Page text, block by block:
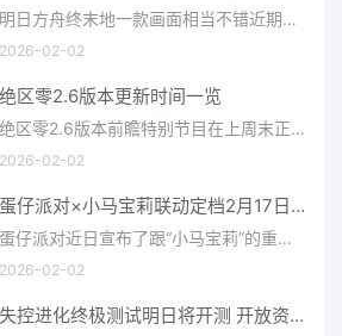
明日方舟终末地一款画面相当不错近期非常火爆的大型二次元冒险游戏，这里有相当多好看的干员可以让你来抽取并
2026-02-02
绝区零2.6版本更新时间一览
绝区零2.6版本前瞻特别节目在上周末正式播出，官方给玩家们带来了许多关于最新版本的相关资讯和上线时间，不少
2026-02-02
蛋仔派对×小马宝莉联动定档2月17日 联动外观将登场
蛋仔派对近日宣布了跟“小马宝莉”的重磅联动！并且时间定档在了2月17日，此次联动将会上新很多外观，各种小马宝
2026-02-02
失控进化终极测试明日将开测 开放资格预下载已开启